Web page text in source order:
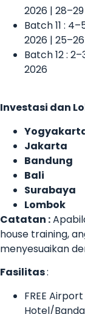
2026 |
Batch 11 :
2026 |
Batch 12 :
2026
Investasi dan
Jakarta
Bandung
Bali
Surabaya
Lombok
Catatan :
house training,
menyesuaikan
Fasilitas:
FREE
Hotel/